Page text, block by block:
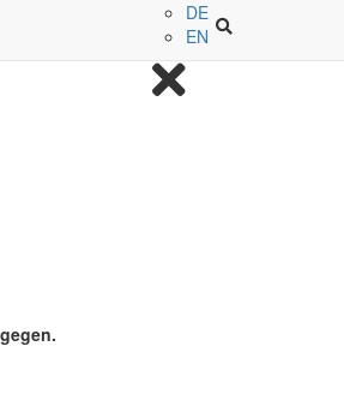
DE
EN